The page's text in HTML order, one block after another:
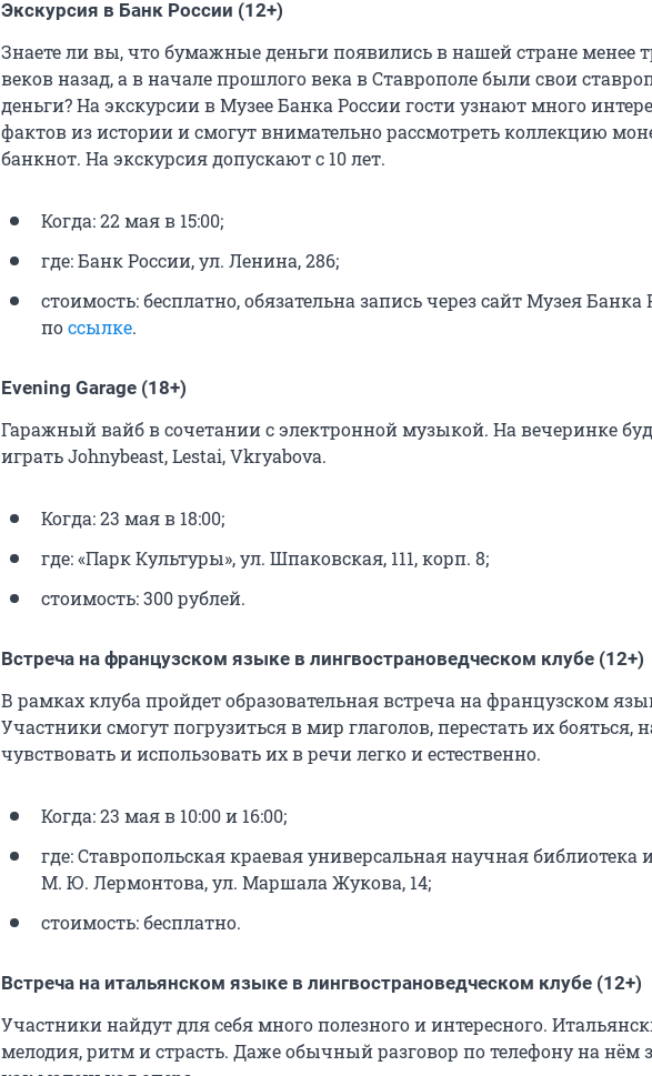
Экскурсия в Банк России (12+)
Знаете ли вы, что бумажные деньги появились в нашей стране менее
веков назад, а в начале прошлого века в Ставрополе были свои
деньги? На экскурсии в Музее Банка России гости узнают много
фактов из истории и смогут внимательно рассмотреть коллекцию
банкнот. На экскурсия допускают с 10 лет.
Когда: 22 мая в 15:00;
где: Банк России, ул. Ленина, 286;
стоимость: бесплатно, обязательна запись через сайт Музея Банка
поссылке.
Evening Garage (18+)
Гаражный вайб в сочетании с электронной музыкой. На вечеринке
играть Johnybeast, Lestai, Vkryabova.
Когда: 23 мая в 18:00;
где: «Парк Культуры», ул. Шпаковская, 111, корп. 8;
стоимость: 300 рублей.
Встреча на французском языке в лингвострановедческом клубе (12+)
В рамках клуба пройдет образовательная встреча на французском
Участники смогут погрузиться в мир глаголов, перестать их бояться,
чувствовать и использовать их в речи легко и естественно.
Когда: 23 мая в 10:00 и 16:00;
где: Ставропольская краевая универсальная научная библиотека
М. Ю. Лермонтова, ул. Маршала Жукова, 14;
стоимость: бесплатно.
Встреча на итальянском языке в лингвострановедческом клубе (12+)
Участники найдут для себя много полезного и интересного.
мелодия, ритм и страсть. Даже обычный разговор по телефону на нём